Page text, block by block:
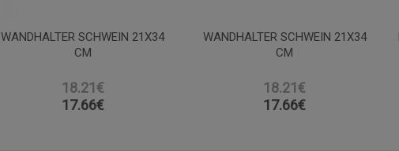
WANDHALTER SCHWEIN 21X34
CM
18.21€
17.66€
WANDHALTER SCHWEIN 21X34
CM
18.21€
17.66€